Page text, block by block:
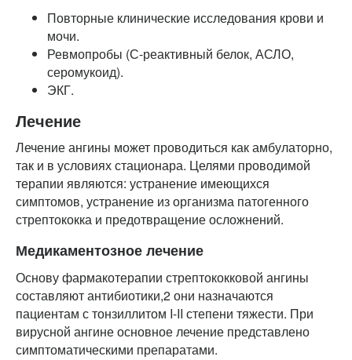
Повторные клинические исследования крови и
мочи.
Ревмопробы (С-реактивный белок, АСЛО,
серомукоид).
ЭКГ.
Лечение
Лечение ангины может проводиться как амбулаторно,
так и в условиях стационара. Целями проводимой
терапии являются: устранение имеющихся
симптомов, устранение из организма патогенного
стрептококка и предотвращение осложнений.
Медикаментозное лечение
Основу фармакотерапии стрептококковой ангины
составляют антибиотики,2 они назначаются
пациентам с тонзиллитом I-II степени тяжести. При
вирусной ангине основное лечение представлено
симптоматическими препаратами.